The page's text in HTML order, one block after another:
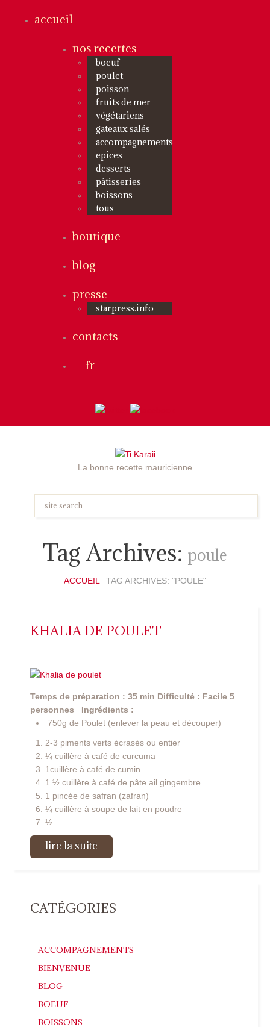
accueil
nos recettes
boeuf
poulet
poisson
fruits de mer
végétariens
gateaux salés
accompagnements
epices
desserts
pâtisseries
boissons
tous
boutique
blog
presse
starpress.info
contacts
fr
La bonne recette mauricienne
Tag Archives: poule
ACCUEIL TAG ARCHIVES: "POULE"
KHALIA DE POULET
Temps de préparation : 35 min Difficulté : Facile 5
personnes
Ingrédients :
750g de Poulet (enlever la peau et découper)
2-3 piments verts écrasés ou entier
¼ cuillère à café de curcuma
1cuillère à café de cumin
1 ½ cuillère à café de pâte ail gingembre
1 pincée de safran (zafran)
¼ cuillère à soupe de lait en poudre
½...
lire la suite
CATÉGORIES
ACCOMPAGNEMENTS
BIENVENUE
BLOG
BOEUF
BOISSONS